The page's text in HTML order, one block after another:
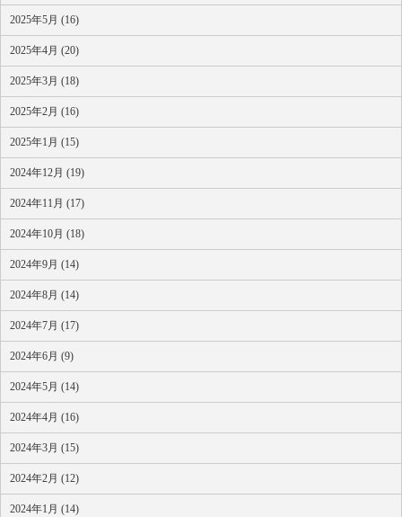
2025年5月 (16)
2025年4月 (20)
2025年3月 (18)
2025年2月 (16)
2025年1月 (15)
2024年12月 (19)
2024年11月 (17)
2024年10月 (18)
2024年9月 (14)
2024年8月 (14)
2024年7月 (17)
2024年6月 (9)
2024年5月 (14)
2024年4月 (16)
2024年3月 (15)
2024年2月 (12)
2024年1月 (14)